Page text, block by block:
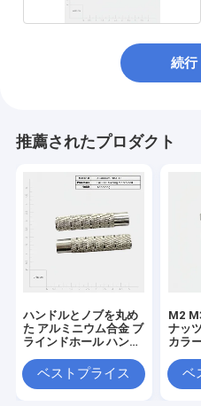
続行
推薦されたプロダクト
ハンドルとノブを丸め
た アルミニウム合金 ブ
ラインドホール ハンド
ベストプライス
M2
ナッ
カラ
ベ